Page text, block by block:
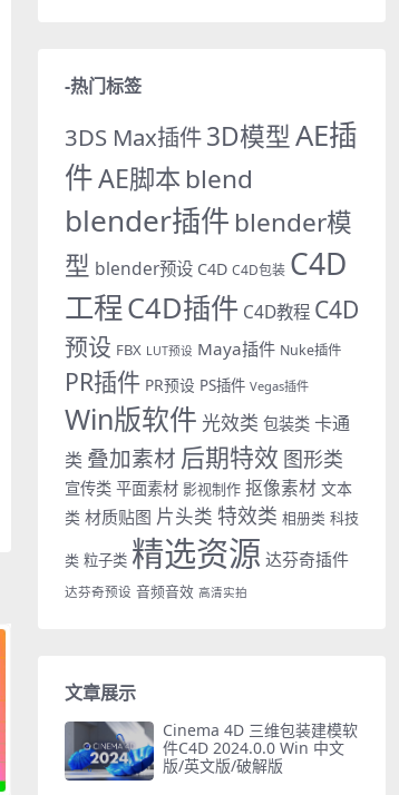
-热门标签
3DS Max插件3D模型AE插
件AE脚本 blend
blender插件 blender模
型 blender预设 C4D C4D包装 C4D
工程C4D插件 C4D教程 C4D
预设 FBX LUT预设 Maya插件 Nuke插件
PR插件 PR预设 PS插件 Vegas插件
Win版软件 光效类 包装类 卡通
类 叠加素材 后期特效 图形类
宣传类 平面素材 影视制作 抠像素材 文本
类 材质贴图 片头类 特效类 相册类 科技
类 粒子类 精选资源 达芬奇插件
达芬奇预设 音频音效 高清实拍
文章展示
Cinema 4D 三维包装建模软
件C4D 2024.0.0 Win 中文
版/英文版/破解版